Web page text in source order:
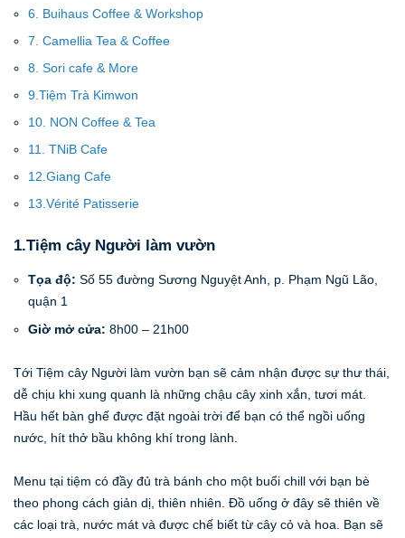
6. Buihaus Coffee & Workshop
7. Camellia Tea & Coffee
8. Sori cafe & More
9.Tiệm Trà Kimwon
10. NON Coffee & Tea
11. TNiB Cafe
12.Giang Cafe
13.Vérité Patisserie
1.Tiệm cây Người làm vườn
Tọa độ: Số 55 đường Sương Nguyệt Anh, p. Phạm Ngũ Lão,
quận 1
Giờ mở cửa: 8h00 – 21h00
Tới Tiệm cây Người làm vườn bạn sẽ cảm nhận được sự thư thái,
dễ chịu khi xung quanh là những chậu cây xinh xắn, tươi mát.
Hầu hết bàn ghế được đặt ngoài trời để bạn có thể ngồi uống
nước, hít thở bầu không khí trong lành.
Menu tại tiệm có đầy đủ trà bánh cho một buổi chill với bạn bè
theo phong cách giản dị, thiên nhiên. Đồ uống ở đây sẽ thiên về
các loại trà, nước mát và được chế biết từ cây cỏ và hoa. Bạn sẽ